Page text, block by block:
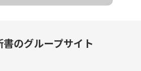
のグループサイト